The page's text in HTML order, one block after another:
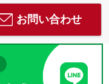
お問い合わせ